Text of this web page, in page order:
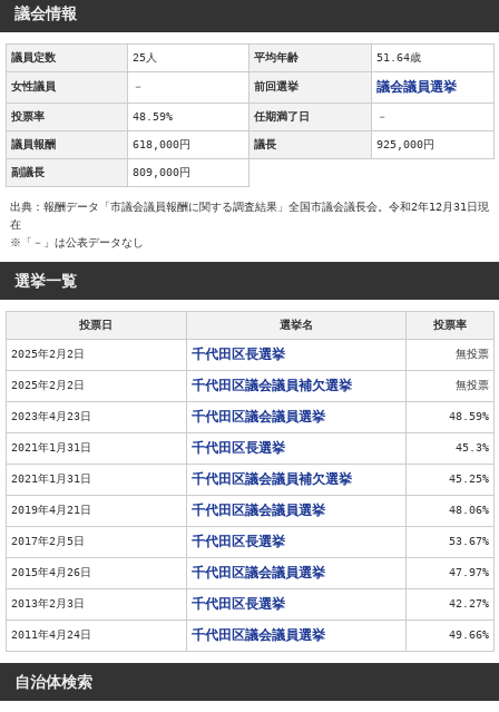
議会情報
議員定数 25人 平均年齢 51.64歳
女性議員 － 前回選挙 議会議員選挙
投票率 48.59% 任期満了日 －
議員報酬 618,000円 議長 925,000円
副議長 809,000円
出典：報酬データ「市議会議員報酬に関する調査結果」全国市議会議長会。令和2年12月31日現
在
※「－」は公表データなし
選挙一覧
投票日 選挙名 投票率
2025年2月2日 千代田区長選挙 無投票
2025年2月2日 千代田区議会議員補欠選挙 無投票
2023年4月23日 千代田区議会議員選挙 48.59%
2021年1月31日 千代田区長選挙 45.3%
2021年1月31日 千代田区議会議員補欠選挙 45.25%
2019年4月21日 千代田区議会議員選挙 48.06%
2017年2月5日 千代田区長選挙 53.67%
2015年4月26日 千代田区議会議員選挙 47.97%
2013年2月3日 千代田区長選挙 42.27%
2011年4月24日 千代田区議会議員選挙 49.66%
自治体検索